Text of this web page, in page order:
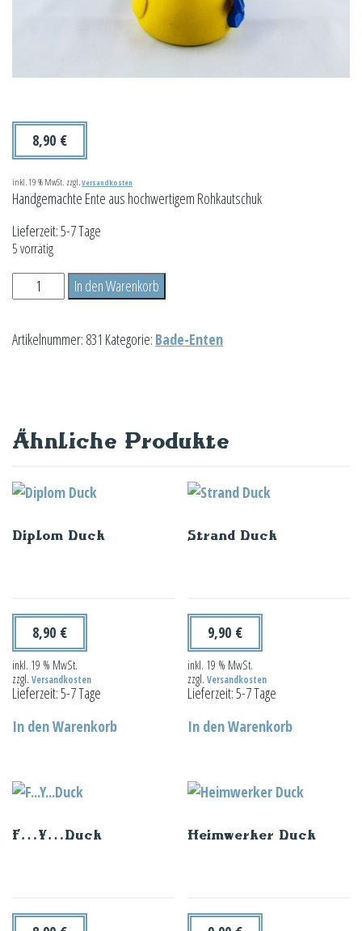
8,90 €
inkl. 19 % MwSt. zzgl.Versandkosten
Handgemachte Ente aus hochwertigem Rohkautschuk
Lieferzeit:5-7 Tage
5 vorrätig
Schnorchel
Duck
In den Warenkorb
Artikelnummer: 831 Kategorie: Bade-Enten
Ähnliche Produkte
Diplom Duck
8,90 €
inkl. 19 % MwSt.
zzgl. Versandkosten
Lieferzeit:5-7 Tage
In den Warenkorb
Strand Duck
9,90 €
inkl. 19 % MwSt.
zzgl.Versandkosten
Lieferzeit:5-7 Tage
In den Warenkorb
F…Y…Duck Heimwerker Duck